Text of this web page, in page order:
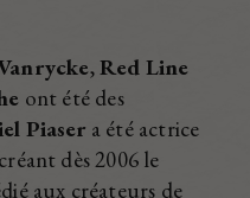
,Red Line
ont été des
Piaser a été actrice
dès 2006 le
aux créateurs de